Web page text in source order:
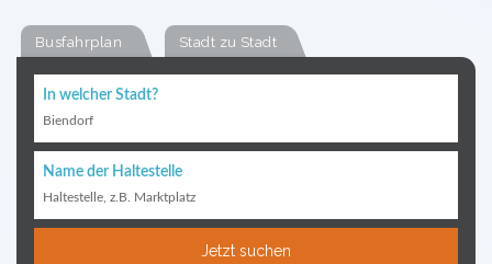
Busfahrplan Stadt zu Stadt
In welcher Stadt?
Biendorf
Name der Haltestelle
Haltestelle, z.B. Marktplatz
Jetzt suchen